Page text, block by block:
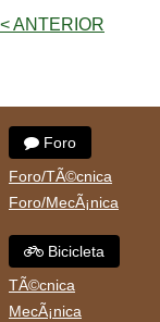
< ANTERIOR
Foro
Foro/TÃ©cnica
Foro/MecÃ¡nica
Bicicleta
TÃ©cnica
MecÃ¡nica